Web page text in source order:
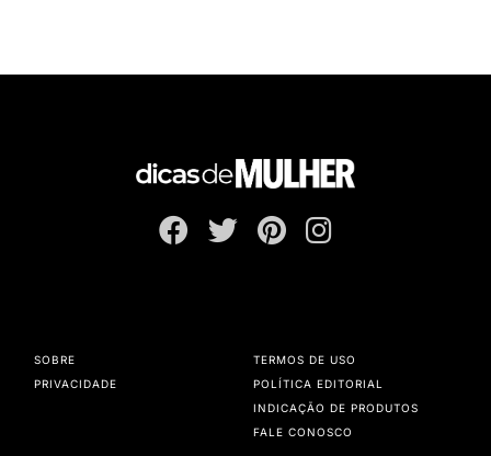
SOBRE
PRIVACIDADE
TERMOS DE USO
POLÍTICA EDITORIAL
INDICAÇÃO DE PRODUTOS
FALE CONOSCO